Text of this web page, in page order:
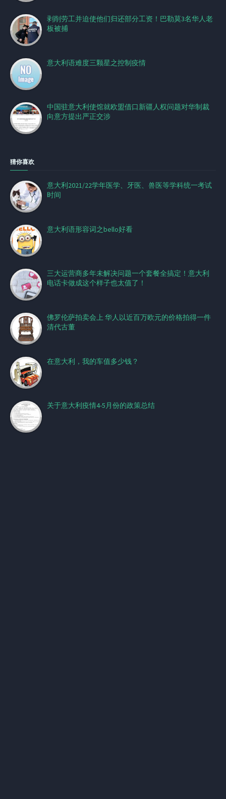
剥削劳工并迫使他们归还部分工资！巴勒莫3名华人老
板被捕
意大利语难度三颗星之控制疫情
中国驻意大利使馆就欧盟借口新疆人权问题对华制裁
向意方提出严正交涉
猜你喜欢
意大利2021/22学年医学、牙医、兽医等学科统一考试
时间
意大利语形容词之bello好看
三大运营商多年未解决问题一个套餐全搞定！意大利
电话卡做成这个样子也太值了！
佛罗伦萨拍卖会上 华人以近百万欧元的价格拍得一件
清代古董
在意大利，我的车值多少钱？
关于意大利疫情4-5月份的政策总结